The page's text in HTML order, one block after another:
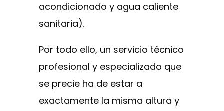
acondicionado y agua caliente
sanitaria).
Por todo ello, un servicio técnico
profesional y especializado que
se precie ha de estar a
exactamente la misma altura y